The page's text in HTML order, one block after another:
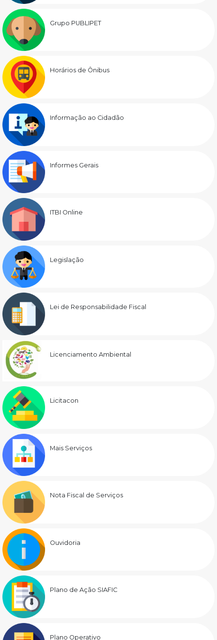
Grupo PUBLIPET
Horários de Ônibus
Informação ao Cidadão
Informes Gerais
ITBI Online
Legislação
Lei de Responsabilidade Fiscal
Licenciamento Ambiental
Licitacon
Mais Serviços
Nota Fiscal de Serviços
Ouvidoria
Plano de Ação SIAFIC
Plano Operativo